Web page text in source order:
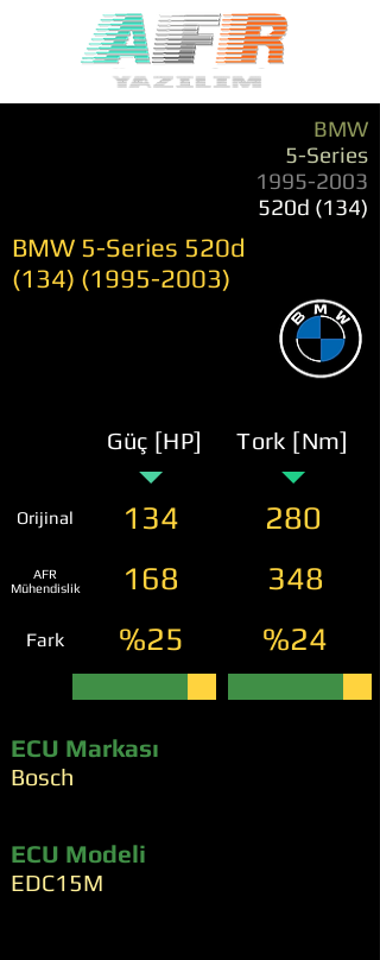
BMW
5-Series
1995-2003
520d (134)
BMW 5-Series 520d
(134) (1995-2003)
Güç [HP] Tork [Nm]
Orijinal 134 280
AFR
Mühendislik
168 348
Fark %25 %24
ECU Markası
Bosch
ECU Modeli
EDC15M